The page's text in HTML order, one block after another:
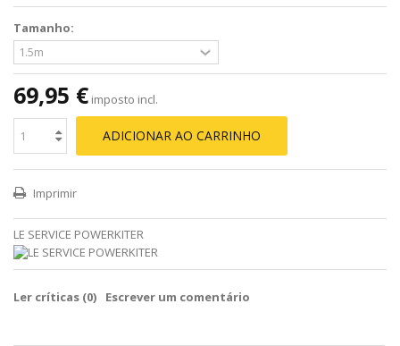
Tamanho:
69,95 € imposto incl.
ADICIONAR AO CARRINHO
Imprimir
LE SERVICE POWERKITER
Ler críticas (0) Escrever um comentário